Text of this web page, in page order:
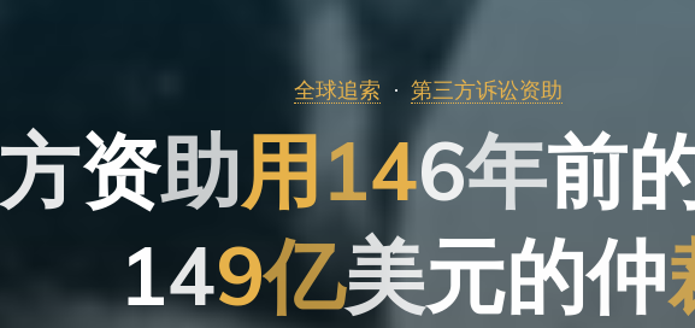
全球追索 第三方诉讼资助
方资助用146年前
149亿美元的仲